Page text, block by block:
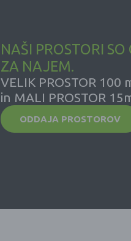
NAŠI PROSTORI
ZA NAJEM.
VELIK PROSTOR 100
in MALI PROSTOR
ODDAJA PROSTOROV